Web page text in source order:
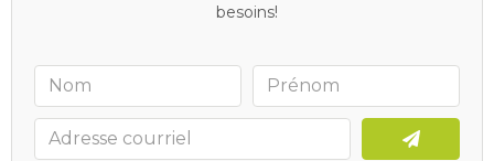
besoins!